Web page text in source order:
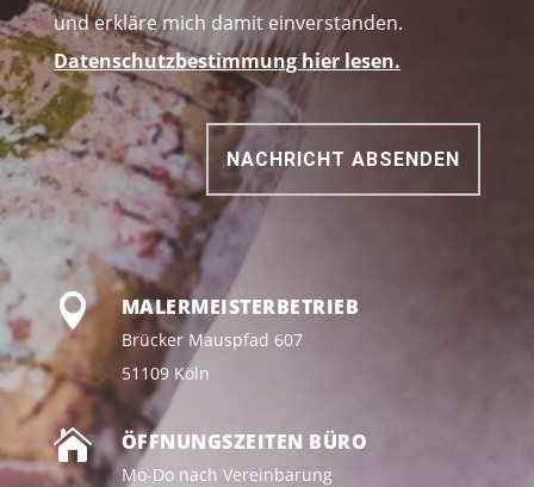
und erkläre mich damit einverstanden.
Datenschutzbestimmung hier lesen.
NACHRICHT ABSENDEN
 MALERMEISTERBETRIEB
Brücker Mauspfad 607
51109 Köln
 ÖFFNUNGSZEITEN BÜRO
Mo-Do nach Vereinbarung